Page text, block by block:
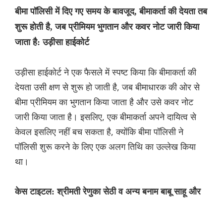
बीमा पॉलिसी में दिए गए समय के बावजूद, बीमाकर्ता की देयता तब
शुरू होती है, जब प्रीमियम भुगतान और कवर नोट जारी किया
जाता है: उड़ीसा हाईकोर्ट
उड़ीसा हाईकोर्ट ने एक फैसले में स्पष्ट किया कि बीमाकर्ता की
देयता उसी क्षण से शुरू हो जाती है, जब बीमाधारक की ओर से
बीमा प्रीमियम का भुगतान किया जाता है और उसे कवर नोट
जारी किया जाता है। इसलिए, एक बीमाकर्ता अपने दायित्व से
केवल इसलिए नहीं बच सकता है, क्योंकि बीमा पॉलिसी ने
पॉलिसी शुरू करने के लिए एक अलग तिथि का उल्लेख किया
था।
केस टाइटल: श्रीमती रेणुका सेठी व अन्य बनाम बाबू साहू और